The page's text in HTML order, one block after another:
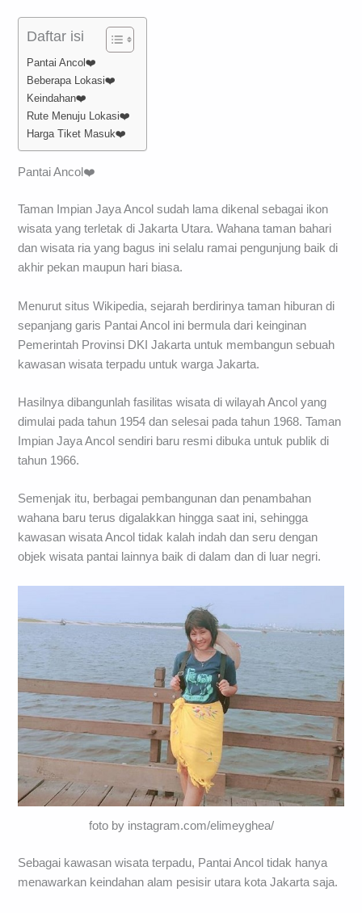
Daftar isi
Pantai Ancol❤️
Beberapa Lokasi❤️
Keindahan❤️
Rute Menuju Lokasi❤️
Harga Tiket Masuk❤️
Pantai Ancol❤️
Taman Impian Jaya Ancol sudah lama dikenal sebagai ikon
wisata yang terletak di Jakarta Utara. Wahana taman bahari
dan wisata ria yang bagus ini selalu ramai pengunjung baik di
akhir pekan maupun hari biasa.
Menurut situs Wikipedia, sejarah berdirinya taman hiburan di
sepanjang garis Pantai Ancol ini bermula dari keinginan
Pemerintah Provinsi DKI Jakarta untuk membangun sebuah
kawasan wisata terpadu untuk warga Jakarta.
Hasilnya dibangunlah fasilitas wisata di wilayah Ancol yang
dimulai pada tahun 1954 dan selesai pada tahun 1968. Taman
Impian Jaya Ancol sendiri baru resmi dibuka untuk publik di
tahun 1966.
Semenjak itu, berbagai pembangunan dan penambahan
wahana baru terus digalakkan hingga saat ini, sehingga
kawasan wisata Ancol tidak kalah indah dan seru dengan
objek wisata pantai lainnya baik di dalam dan di luar negri.
foto by instagram.com/elimeyghea/
Sebagai kawasan wisata terpadu, Pantai Ancol tidak hanya
menawarkan keindahan alam pesisir utara kota Jakarta saja.